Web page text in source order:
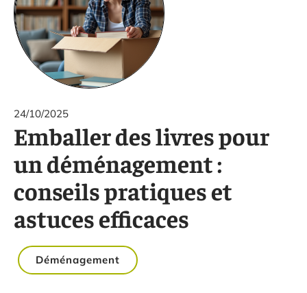
24/10/2025
Emballer des livres pour
un déménagement :
conseils pratiques et
astuces efficaces
Déménagement